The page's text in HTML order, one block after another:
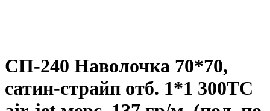
СП-240 Наволочка 70*70,
сатин-страйп отб. 1*1 300ТС